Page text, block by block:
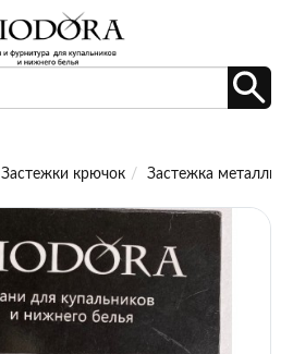
Застежки крючок Застежка